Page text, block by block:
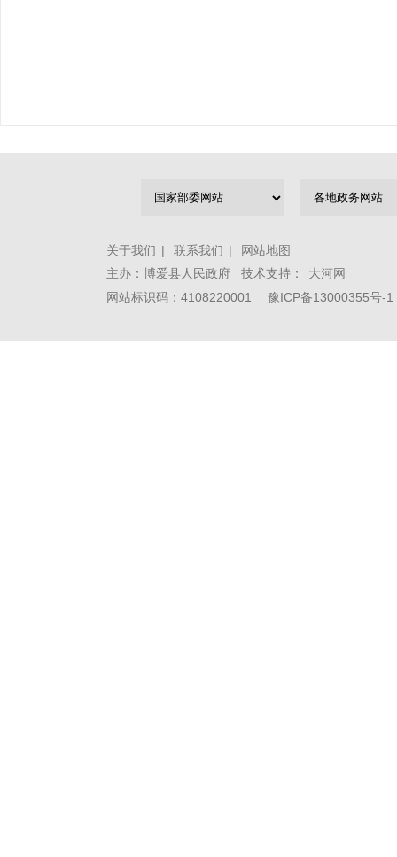
关于我们 | 联系我们 |
网站地图
主办：博爱县人民政府 技术支持：
大河网
网站标识码：4108220001
豫ICP备13000355号-1